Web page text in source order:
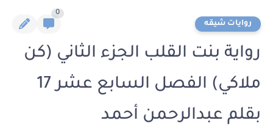
روايات شيقه
0
رواية بنت القلب الجزء الثاني (كن
ملاكي) الفصل السابع عشر 17
بقلم عبدالرحمن أحمد